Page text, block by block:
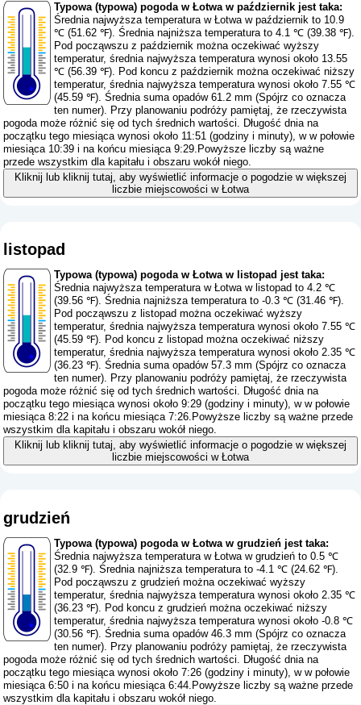
Typowa (typowa) pogoda w Łotwa w październik jest taka:
Średnia najwyższa temperatura w Łotwa w październik to 10.9
℃ (51.62 ℉). Średnia najniższa temperatura to 4.1 ℃ (39.38 ℉).
Pod począwszu z październik można oczekiwać wyższy
temperatur, średnia najwyższa temperatura wynosi około 13.55
℃ (56.39 ℉). Pod koncu z październik można oczekiwać niższy
temperatur, średnia najwyższa temperatura wynosi około 7.55 ℃
(45.59 ℉). Średnia suma opadów 61.2 mm (Spójrz co oznacza
ten numer). Przy planowaniu podróży pamiętaj, że rzeczywista
pogoda może różnić się od tych średnich wartości. Długość dnia na
początku tego miesiąca wynosi około 11:51 (godziny i minuty), w w połowie
miesiąca 10:39 i na końcu miesiąca 9:29.Powyższe liczby są ważne
przede wszystkim dla kapitału i obszaru wokół niego.
Kliknij lub kliknij tutaj, aby wyświetlić informacje o pogodzie w większej
liczbie miejscowości w Łotwa
listopad
Typowa (typowa) pogoda w Łotwa w listopad jest taka:
Średnia najwyższa temperatura w Łotwa w listopad to 4.2 ℃
(39.56 ℉). Średnia najniższa temperatura to -0.3 ℃ (31.46 ℉).
Pod począwszu z listopad można oczekiwać wyższy
temperatur, średnia najwyższa temperatura wynosi około 7.55 ℃
(45.59 ℉). Pod koncu z listopad można oczekiwać niższy
temperatur, średnia najwyższa temperatura wynosi około 2.35 ℃
(36.23 ℉). Średnia suma opadów 57.3 mm (Spójrz co oznacza
ten numer). Przy planowaniu podróży pamiętaj, że rzeczywista
pogoda może różnić się od tych średnich wartości. Długość dnia na
początku tego miesiąca wynosi około 9:29 (godziny i minuty), w w połowie
miesiąca 8:22 i na końcu miesiąca 7:26.Powyższe liczby są ważne przede
wszystkim dla kapitału i obszaru wokół niego.
Kliknij lub kliknij tutaj, aby wyświetlić informacje o pogodzie w większej
liczbie miejscowości w Łotwa
grudzień
Typowa (typowa) pogoda w Łotwa w grudzień jest taka:
Średnia najwyższa temperatura w Łotwa w grudzień to 0.5 ℃
(32.9 ℉). Średnia najniższa temperatura to -4.1 ℃ (24.62 ℉).
Pod począwszu z grudzień można oczekiwać wyższy
temperatur, średnia najwyższa temperatura wynosi około 2.35 ℃
(36.23 ℉). Pod koncu z grudzień można oczekiwać niższy
temperatur, średnia najwyższa temperatura wynosi około -0.8 ℃
(30.56 ℉). Średnia suma opadów 46.3 mm (Spójrz co oznacza
ten numer). Przy planowaniu podróży pamiętaj, że rzeczywista
pogoda może różnić się od tych średnich wartości. Długość dnia na
początku tego miesiąca wynosi około 7:26 (godziny i minuty), w w połowie
miesiąca 6:50 i na końcu miesiąca 6:44.Powyższe liczby są ważne przede
wszystkim dla kapitału i obszaru wokół niego.